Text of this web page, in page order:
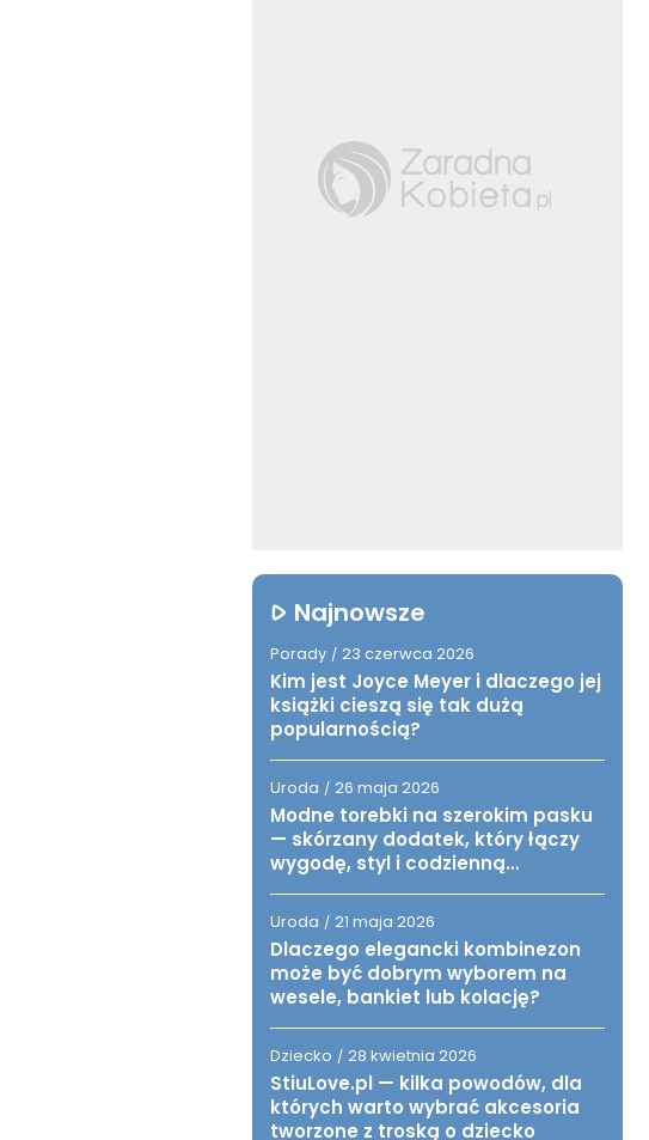
Najnowsze
Porady / 23 czerwca 2026
Kim jest Joyce Meyer i dlaczego jej
książki cieszą się tak dużą
popularnością?
Uroda / 26 maja 2026
Modne torebki na szerokim pasku
— skórzany dodatek, który łączy
wygodę, styl i codzienną
Uroda / 21 maja 2026
Dlaczego elegancki kombinezon
może być dobrym wyborem na
wesele, bankiet lub kolację?
Dziecko / 28 kwietnia 2026
StiuLove.pl — kilka powodów, dla
których warto wybrać akcesoria
tworzone z troską o dziecko